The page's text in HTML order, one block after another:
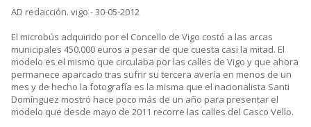
AD redacción. vigo - 30-05-2012
El microbús adquirido por el Concello de Vigo costó a las arcas
municipales 450.000 euros a pesar de que cuesta casi la mitad. El
modelo es el mismo que circulaba por las calles de Vigo y que ahora
permanece aparcado tras sufrir su tercera avería en menos de un
mes y de hecho la fotografía es la misma que el nacionalista Santi
Domínguez mostró hace poco más de un año para presentar el
modelo que desde mayo de 2011 recorre las calles del Casco Vello.